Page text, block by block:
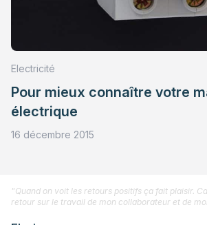
Electricité
Pour mieux connaître votre
électrique
16 décembre 2015
"Quand on voit les retours positifs ça fait plaisir.
retour sur le travail de mon collaborateur et de